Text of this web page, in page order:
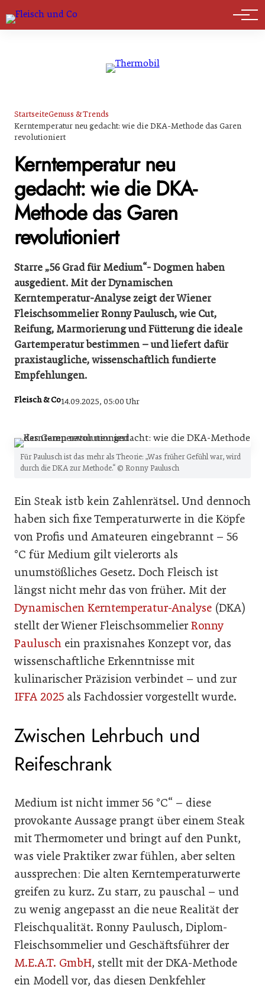
Marktführer
StartseiteGenuss & Trends
Kerntemperatur neu gedacht: wie die DKA-Methode das Garen
revolutioniert
Kerntemperatur neu
gedacht: wie die DKA-
Methode das Garen
revolutioniert
Starre „56 Grad für Medium“- Dogmen haben
ausgedient. Mit der Dynamischen
Kerntemperatur-Analyse zeigt der Wiener
Fleischsommelier Ronny Paulusch, wie Cut,
Reifung, Marmorierung und Fütterung die ideale
Gartemperatur bestimmen – und liefert dafür
praxistaugliche, wissenschaftlich fundierte
Empfehlungen.
Fleisch & Co14.09.2025, 05:00 Uhr
Für Paulusch ist das mehr als Theorie: „Was früher Gefühl war, wird
durch die DKA zur Methode.“ © Ronny Paulusch
Ein Steak istb kein Zahlenrätsel. Und dennoch
haben sich fixe Temperaturwerte in die Köpfe
von Profis und Amateuren eingebrannt – 56
°C für Medium gilt vielerorts als
unumstößliches Gesetz. Doch Fleisch ist
längst nicht mehr das von früher. Mit der
Dynamischen Kerntemperatur-Analyse (DKA)
stellt der Wiener Fleischsommelier Ronny
Paulusch ein praxisnahes Konzept vor, das
wissenschaftliche Erkenntnisse mit
kulinarischer Präzision verbindet – und zur
IFFA 2025 als Fachdossier vorgestellt wurde.
Zwischen Lehrbuch und
Reifeschrank
Medium ist nicht immer 56 °C“ – diese
provokante Aussage prangt über einem Steak
mit Thermometer und bringt auf den Punkt,
was viele Praktiker zwar fühlen, aber selten
aussprechen: Die alten Kerntemperaturwerte
greifen zu kurz. Zu starr, zu pauschal – und
zu wenig angepasst an die neue Realität der
Fleischqualität. Ronny Paulusch, Diplom-
Fleischsommelier und Geschäftsführer der
M.E.A.T. GmbH, stellt mit der DKA-Methode
ein Modell vor, das diesen Denkfehler